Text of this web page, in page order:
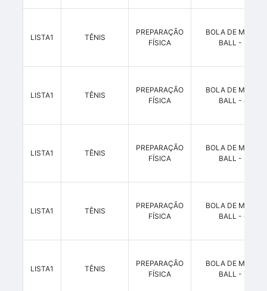
LISTA1 TÊNIS
PREPARAÇÃO
FÍSICA
BOLA DE
BALL - 3 KG
LISTA1 TÊNIS
PREPARAÇÃO
FÍSICA
BOLA DE
BALL - 4 KG
LISTA1 TÊNIS
PREPARAÇÃO
FÍSICA
BOLA DE
BALL - 5 KG
LISTA1 TÊNIS
PREPARAÇÃO
FÍSICA
BOLA DE
BALL - 6 KG
LISTA1 TÊNIS
PREPARAÇÃO
FÍSICA
BOLA DE
BALL - 7 KG